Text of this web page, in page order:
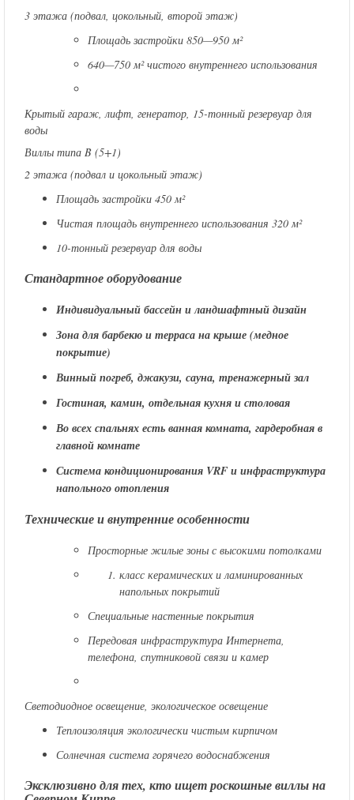
3 этажа (подвал, цокольный, второй этаж)
Площадь застройки 850—950 м²
640—750 м² чистого внутреннего использования
Крытый гараж, лифт, генератор, 15-тонный резервуар для
воды
Виллы типа B (5+1)
2 этажа (подвал и цокольный этаж)
Площадь застройки 450 м²
Чистая площадь внутреннего использования 320 м²
10-тонный резервуар для воды
Стандартное оборудование
Индивидуальный бассейн и ландшафтный дизайн
Зона для барбекю и терраса на крыше (медное
покрытие)
Винный погреб, джакузи, сауна, тренажерный зал
Гостиная, камин, отдельная кухня и столовая
Во всех спальнях есть ванная комната, гардеробная в
главной комнате
Система кондиционирования VRF и инфраструктура
напольного отопления
Технические и внутренние особенности
Просторные жилые зоны с высокими потолками
класс керамических и ламинированных
напольных покрытий
Специальные настенные покрытия
Передовая инфраструктура Интернета,
телефона, спутниковой связи и камер
Светодиодное освещение, экологическое освещение
Теплоизоляция экологически чистым кирпичом
Солнечная система горячего водоснабжения
Эксклюзивно для тех, кто ищет роскошные виллы на